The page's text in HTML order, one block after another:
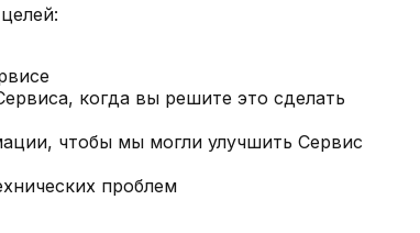
когда вы решите это сделать
чтобы мы могли улучшить Сервис
проблем